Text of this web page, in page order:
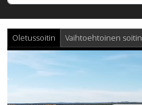
Oletussoitin Vaihtoehtoinen soitin